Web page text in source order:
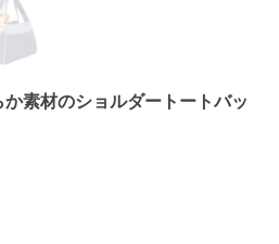
素材のショルダートートバッ